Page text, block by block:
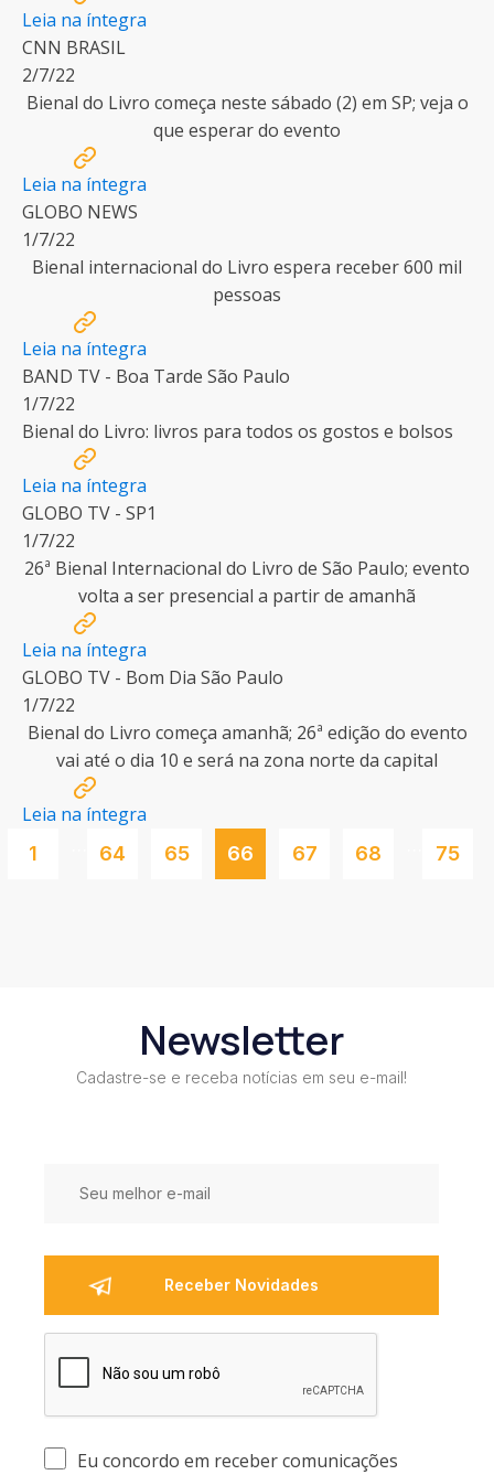
Leia na íntegra
CNN BRASIL
2/7/22
Bienal do Livro começa neste sábado (2) em SP; veja o
que esperar do evento
Leia na íntegra
GLOBO NEWS
1/7/22
Bienal internacional do Livro espera receber 600 mil
pessoas
Leia na íntegra
BAND TV - Boa Tarde São Paulo
1/7/22
Bienal do Livro: livros para todos os gostos e bolsos
Leia na íntegra
GLOBO TV - SP1
1/7/22
26ª Bienal Internacional do Livro de São Paulo; evento
volta a ser presencial a partir de amanhã
Leia na íntegra
GLOBO TV - Bom Dia São Paulo
1/7/22
Bienal do Livro começa amanhã; 26ª edição do evento
vai até o dia 10 e será na zona norte da capital
Leia na íntegra
1 64 65 66 67 68 75
Newsletter
Cadastre-se e receba notícias em seu e-mail!
Eu concordo em receber comunicações